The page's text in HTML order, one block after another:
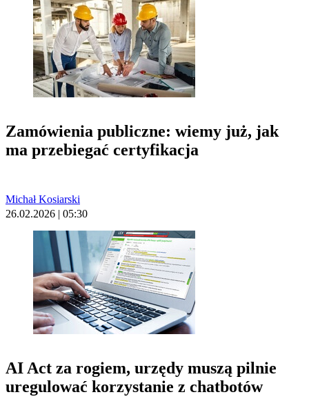
Zamówienia publiczne: wiemy już, jak
ma przebiegać certyfikacja
Michał Kosiarski
26.02.2026 | 05:30
AI Act za rogiem, urzędy muszą pilnie
uregulować korzystanie z chatbotów